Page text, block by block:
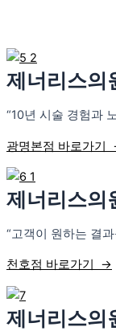
제너리스의
“10년 시술 경험과
광명본점 바로가기
제너리스의
“고객이 원하는 결
천호점 바로가기 →
제너리스의